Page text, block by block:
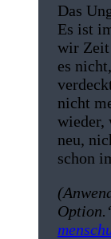
Das
Es ist
wir Zeit
es
nicht
wieder,
neu,
schon